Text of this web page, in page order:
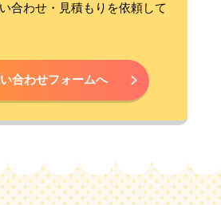
合わせ・見積もりを依頼して
合わせフォームへ